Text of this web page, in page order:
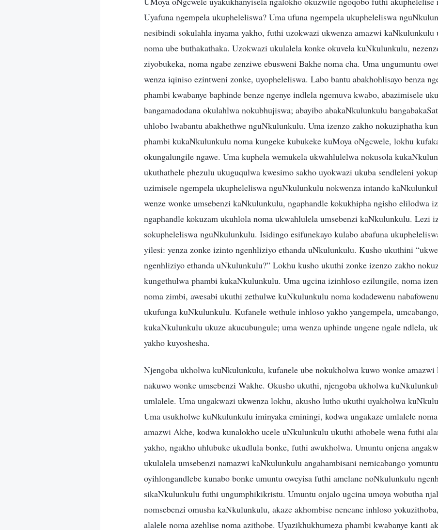
Uyafuna ngempela ukupheleliswa? Uma ufuna ngempela ukupheleliswa
nesibindi sokulahla inyama yakho, futhi uzokwazi ukwenza amazwi kaNkulunkulu
noma ube buthakathaka. Uzokwazi ukulalela konke okuvela kuNkulunkulu,
ziyobukeka, noma ngabe zenziwe ebusweni Bakhe noma cha. Uma ungumuntu
wenza iqiniso ezintweni zonke, uyopheleliswa. Labo bantu abakhohlisayo benza
phambi kwabanye baphinde benze ngenye indlela ngemuva kwabo, abazimisele
bangamadodana okulahlwa nokubhujiswa; abayibo abakaNkulunkulu
uhlobo lwabantu abakhethwe nguNkulunkulu. Uma izenzo zakho nokuziphatha
phambi kukaNkulunkulu noma kungeke kubukeke kuMoya oNgcwele, lokhu
okungalungile ngawe. Uma kuphela wemukela ukwahlulelwa nokusola
ukuthathele phezulu ukuguqulwa kwesimo sakho uyokwazi ukuba sendleleni
uzimisele ngempela ukupheleliswa nguNkulunkulu nokwenza intando
wenze wonke umsebenzi kaNkulunkulu, ngaphandle kokukhipha ngisho elilodwa
ngaphandle kokuzam ukuhlola noma ukwahlulela umsebenzi kaNkulunkulu. Lezi
sokupheleliswa nguNkulunkulu. Isidingo esifunekayo kulabo abafuna
yilesi: yenza zonke izinto ngenhliziyo ethanda uNkulunkulu. Kusho ukuthini
ngenhliziyo ethanda uNkulunkulu?” Lokhu kusho ukuthi zonke izenzo zakho
kungethulwa phambi kukaNkulunkulu. Uma ugcina izinhloso ezilungile, noma
noma zimbi, awesabi ukuthi zethulwe kuNkulunkulu noma kodadewenu
ukufunga kuNkulunkulu. Kufanele wethule inhloso yakho yangempela,
kukaNkulunkulu ukuze akucubungule; uma wenza uphinde ungene ngale ndlela,
yakho kuyoshesha.
Njengoba ukholwa kuNkulunkulu, kufanele ube nokukholwa kuwo wonke
nakuwo wonke umsebenzi Wakhe. Okusho ukuthi, njengoba ukholwa
umlalele. Uma ungakwazi ukwenza lokhu, akusho lutho ukuthi uyakholwa
Uma usukholwe kuNkulunkulu iminyaka eminingi, kodwa ungakaze umlalele
amazwi Akhe, kodwa kunalokho ucele uNkulunkulu ukuthi athobele wena futhi
yakho, ngakho uhlubuke ukudlula bonke, futhi awukholwa. Umuntu onjena
ukulalela umsebenzi namazwi kaNkulunkulu angahambisani nemicabango
oyihlongandlebe kunabo bonke umuntu oweyisa futhi amelane noNkulunkulu
sikaNkulunkulu futhi ungumphikikristu. Umuntu onjalo ugcina umoya wobutha
nomsebenzi omusha kaNkulunkulu, akaze akhombise nencane inhloso
alalele noma azehlise noma azithobe. Uyazikhukhumeza phambi kwabanye kanti